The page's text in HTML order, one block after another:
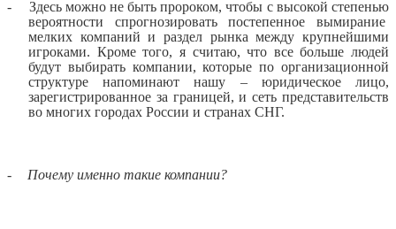
-
Здесь можно не быть пророком, чтобы с высокой степенью
вероятности спрогнозировать постепенное вымирание
мелких компаний и раздел рынка между крупнейшими
игроками. Кроме того, я считаю, что все больше людей
будут выбирать компании, которые по организационной
структуре напоминают нашу – юридическое лицо,
зарегистрированное за границей, и сеть представительств
во многих городах России и странах СНГ.
- Почему именно такие компании?